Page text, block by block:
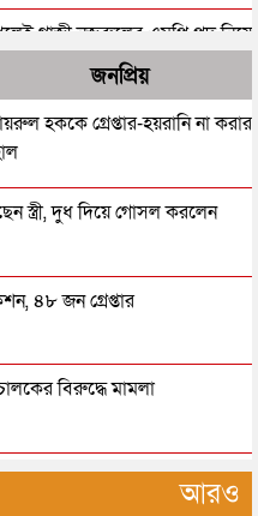
গাজী নজরুলের এমপি পদ নিয়ে
ও আবদুল হামিদের বিরুদ্ধে
করছেন মোহাম্মদ সাহাবুদ্দিন!
নজরুলকে এমপি পদ ছাড়তে
কোটি টাকার ৮ প্রকল্প অনুমোদন
‘দ্বিতীয় স্ত্রী’ দাবি করছেন
জনপ্রিয়
হককে গ্রেপ্তার-হয়রানি না করার
স্ত্রী, দুধ দিয়ে গোসল করলেন
৪৮ জন গ্রেপ্তার
বিরুদ্ধে মামলা
ডিবির হাওরে সংঘর্ষ আরও